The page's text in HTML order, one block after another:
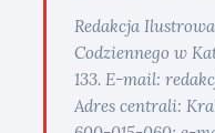
Redakcja
Codziennego w
133. E-mail:
Adres centrali: